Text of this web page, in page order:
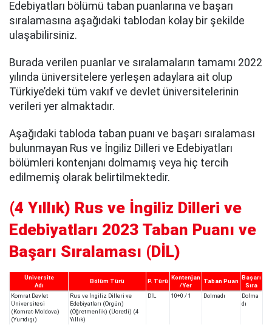
Edebiyatları bölümü taban puanlarına ve başarı
sıralamasına aşağıdaki tablodan kolay bir şekilde
ulaşabilirsiniz.
Burada verilen puanlar ve sıralamaların tamamı 2022
yılında üniversitelere yerleşen adaylara ait olup
Türkiye’deki tüm vakıf ve devlet üniversitelerinin
verileri yer almaktadır.
Aşağıdaki tabloda taban puanı ve başarı sıralaması
bulunmayan Rus ve İngiliz Dilleri ve Edebiyatları
bölümleri kontenjanı dolmamış veya hiç tercih
edilmemiş olarak belirtilmektedir.
(4 Yıllık) Rus ve İngiliz Dilleri ve
Edebiyatları 2023 Taban Puanı ve
Başarı Sıralaması (DİL)
Üniversite
Adı
Bölüm Türü P. Türü
Kontenjan
/Yer
Taban Puan
Başarı
Sıra
Komrat Devlet
Üniversitesi
(Komrat-Moldova)
(Yurtdışı)
Rus ve İngiliz Dilleri ve
Edebiyatları (Örgün)
(Öğretmenlik) (Ücretli) (4
Yıllık)
DİL 10+0 / 1 Dolmadı
Dolma
dı